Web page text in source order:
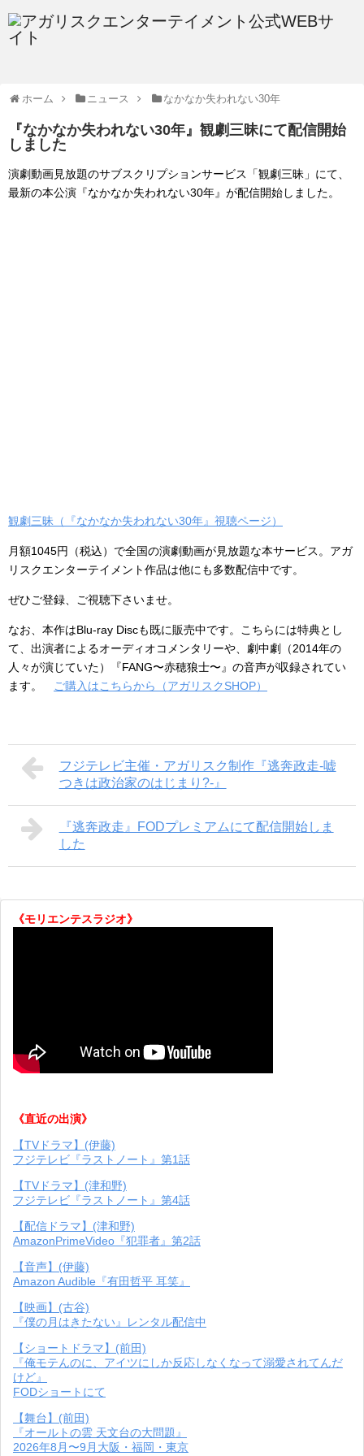
ホーム ニュース なかなか失われない30年
『なかなか失われない30年』観劇三昧にて配信開始
しました
演劇動画見放題のサブスクリプションサービス「観劇三昧」にて、
最新の本公演『なかなか失われない30年』が配信開始しました。
観劇三昧（『なかなか失われない30年』視聴ページ）
月額1045円（税込）で全国の演劇動画が見放題な本サービス。アガ
リスクエンターテイメント作品は他にも多数配信中です。
ぜひご登録、ご視聴下さいませ。
なお、本作はBlu-ray Discも既に販売中です。こちらには特典とし
て、出演者によるオーディオコメンタリーや、劇中劇（2014年の
人々が演じていた）『FANG〜赤穂狼士〜』の音声が収録されてい
ます。
ご購入はこちらから（アガリスクSHOP）
フジテレビ主催・アガリスク制作『逃奔政走-嘘
つきは政治家のはじまり?-』
『逃奔政走』FODプレミアムにて配信開始しま
した
《モリエンテスラジオ》
《直近の出演》
【TVドラマ】(伊藤)
フジテレビ『ラストノート』第1話
【TVドラマ】(津和野)
フジテレビ『ラストノート』第4話
【配信ドラマ】(津和野)
AmazonPrimeVideo『犯罪者』第2話
【音声】(伊藤)
Amazon Audible『有田哲平 耳笑』
【映画】(古谷)
『僕の月はきたない』レンタル配信中
【ショートドラマ】(前田)
『俺モテんのに、アイツにしか反応しなくなって溺愛されてんだ
けど』
FODショートにて
【舞台】(前田)
『オールトの雲 天文台の大問題』
2026年8月〜9月大阪・福岡・東京